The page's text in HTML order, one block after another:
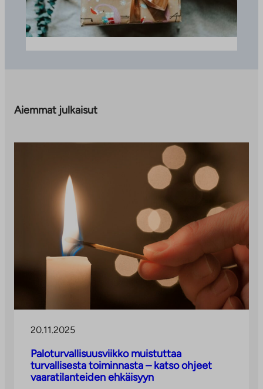
Aiemmat julkaisut
20.11.2025
Paloturvallisuusviikko muistuttaa
turvallisesta toiminnasta – katso ohjeet
vaaratilanteiden ehkäisyyn